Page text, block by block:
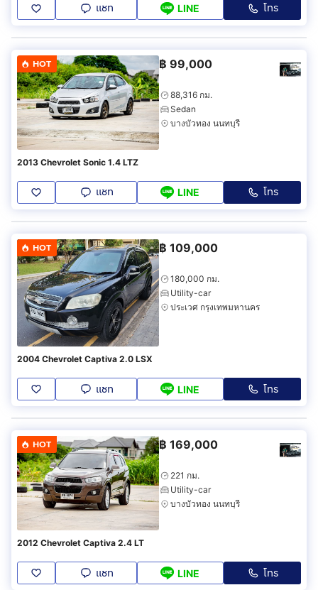
แชท LINE โทร
HOT ฿ 99,000
88,316 กม.
Sedan
บางบัวทอง นนทบุรี
2013 Chevrolet Sonic 1.4 LTZ
แชท LINE โทร
HOT ฿ 109,000
180,000 กม.
Utility-car
ประเวศ กรุงเทพมหานคร
2004 Chevrolet Captiva 2.0 LSX
แชท LINE โทร
HOT ฿ 169,000
221 กม.
Utility-car
บางบัวทอง นนทบุรี
2012 Chevrolet Captiva 2.4 LT
แชท LINE โทร